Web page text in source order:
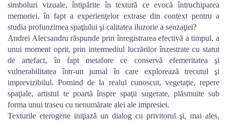
simboluri vizuale, întipărite în textură ce evocă întruchiparea
memoriei, în fapt a experienţelor extrase din context pentru a
studia profunzimea spaţiului şi calitatea iluzorie a senzaţiei?
Andrei Alecsandru răspunde prin înregistrarea efectivă a timpul, a
unui moment oprit, prin intermediul lucrărilor înzestrate cu statut
de artefact, în fapt metafore ce conservă efemeritatea şi
vulnerabilitatea într-un jurnal în care explorează trecutul şi
imprevizibilul. Pornind de la realul cunoscut, vegetaţie, repere
spaţiale, artistul te poartă înspre spaţii sugerate, plăsmuite sub
forma unui traseu cu nenumărate alei ale impresiei.
Texturile eterogene iniţiază un dialog cu privitorul şi, mai ales,